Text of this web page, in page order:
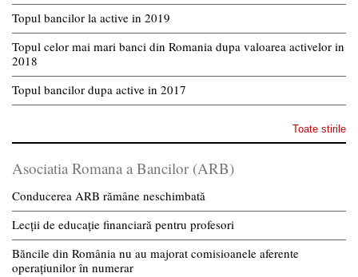
Topul bancilor la active in 2019
Topul celor mai mari banci din Romania dupa valoarea activelor in
2018
Topul bancilor dupa active in 2017
Toate stirile
Asociatia Romana a Bancilor (ARB)
Conducerea ARB rămâne neschimbată
Lecții de educație financiară pentru profesori
Băncile din România nu au majorat comisioanele aferente
operațiunilor în numerar